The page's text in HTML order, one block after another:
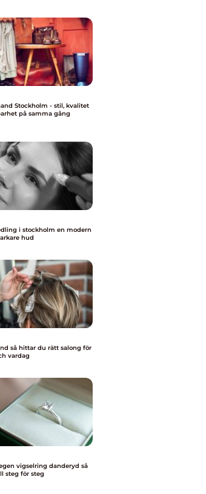
Stockholm - stil, kvalitet
på samma gång
i stockholm en modern
hud
för
vardag
vigselring danderyd så
steg för steg